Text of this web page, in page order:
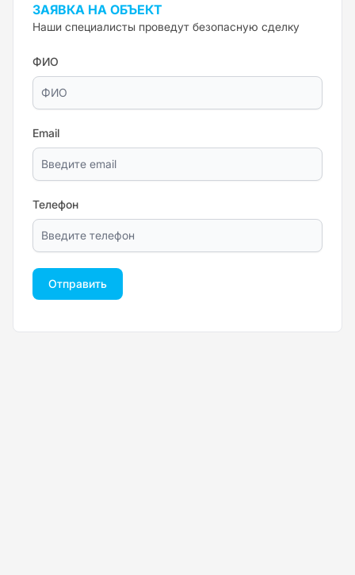
ЗАЯВКА НА ОБЪЕКТ
Наши специалисты проведут безопасную сделку
ФИО
Email
Телефон
Отправить